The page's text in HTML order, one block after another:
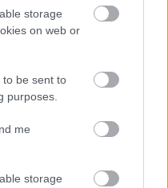
storage
on web or
to be sent to
purposes.
me
storage
για
από το 2027